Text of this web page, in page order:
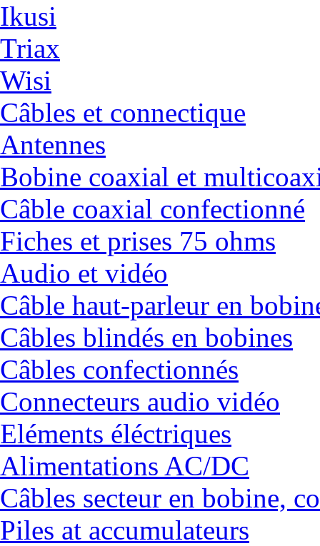
Ikusi
Triax
Wisi
Câbles et connectique
Antennes
Bobine coaxial et
Câble coaxial confectionné
Fiches et prises 75 ohms
Audio et vidéo
Câble haut-parleur en
Câbles blindés en bobines
Câbles confectionnés
Connecteurs audio vidéo
Eléments éléctriques
Alimentations AC/DC
Câbles secteur en bobine,
Piles at accumulateurs